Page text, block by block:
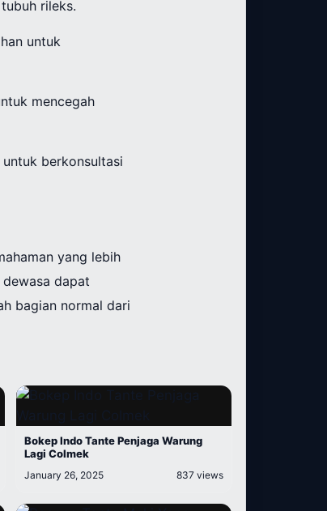
rileks.
untuk
mencegah
berkonsultasi
yang lebih
dapat
bagian normal dari
Bokep Indo Tante Penjaga Warung
Lagi Colmek
January 26, 2025 837 views